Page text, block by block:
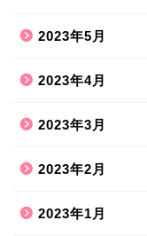
2023年5月
2023年4月
2023年3月
2023年2月
2023年1月